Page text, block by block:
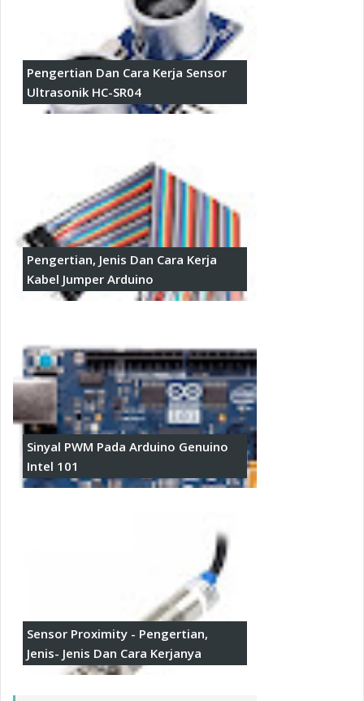
Pengertian Dan Cara Kerja Sensor
Ultrasonik HC-SR04
Pengertian, Jenis Dan Cara Kerja
Kabel Jumper Arduino
Sinyal PWM Pada Arduino Genuino
Intel 101
Sensor Proximity - Pengertian,
Jenis- Jenis Dan Cara Kerjanya